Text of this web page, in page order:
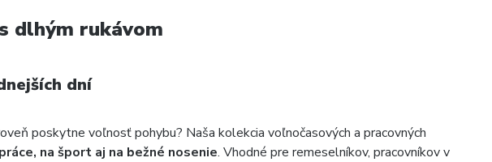
dlhým rukávom
dní
poskytne voľnosť pohybu? Naša kolekcia voľnočasových a pracovných
na šport aj na bežné nosenie. Vhodné pre remeselníkov, pracovníkov v